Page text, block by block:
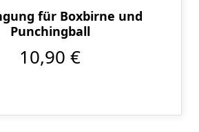
für Boxbirne und
Punchingball
10,90 €